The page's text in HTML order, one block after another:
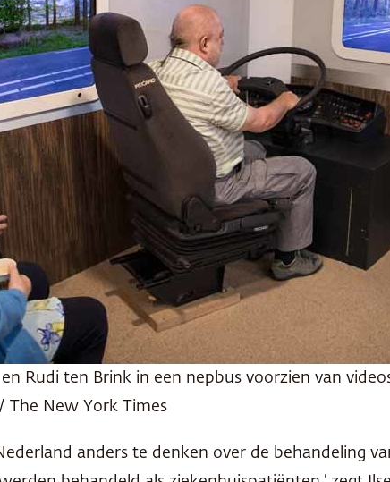
Rudi ten Brink in een nepbus voorzien van
The New York Times
anders te denken over de behandeling